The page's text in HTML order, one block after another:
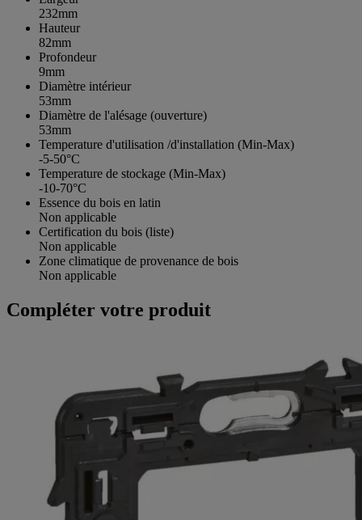
232mm
Hauteur
82mm
Profondeur
9mm
Diamètre intérieur
53mm
Diamètre de l'alésage (ouverture)
53mm
Temperature d'utilisation /d'installation (Min-Max)
-5-50°C
Temperature de stockage (Min-Max)
-10-70°C
Essence du bois en latin
Non applicable
Certification du bois (liste)
Non applicable
Zone climatique de provenance de bois
Non applicable
Compléter votre produit